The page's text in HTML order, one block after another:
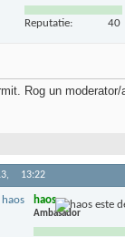
Reputatie: 40
Rog un
13:22
haos
Ambasador